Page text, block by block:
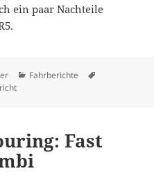
ein paar Nachteile
Kategorien
Fahrberichte
Fast